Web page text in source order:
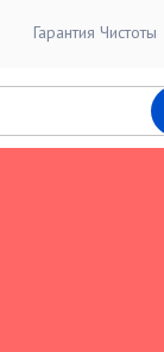
Гарантия Чистоты